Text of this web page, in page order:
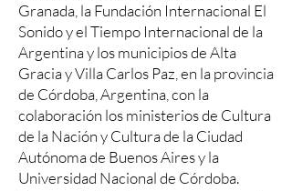
Granada, la Fundación Internacional El
Sonido y el Tiempo Internacional de la
Argentina y los municipios de Alta
Gracia y Villa Carlos Paz, en la provincia
de Córdoba, Argentina, con la
colaboración los ministerios de Cultura
de la Nación y Cultura de la Ciudad
Autónoma de Buenos Aires y la
Universidad Nacional de Córdoba.